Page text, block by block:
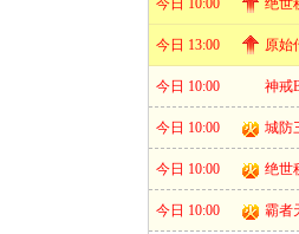
今日 10:00 绝世
今日 13:00 原始
今日 10:00 神戒
今日 10:00 城防
今日 10:00 绝世
今日 10:00 霸者